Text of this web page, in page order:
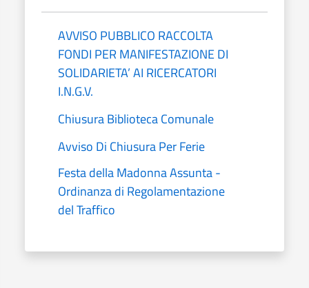
AVVISO PUBBLICO RACCOLTA
FONDI PER MANIFESTAZIONE DI
SOLIDARIETA’ AI RICERCATORI
I.N.G.V.
Chiusura Biblioteca Comunale
Avviso Di Chiusura Per Ferie
Festa della Madonna Assunta -
Ordinanza di Regolamentazione
del Traffico